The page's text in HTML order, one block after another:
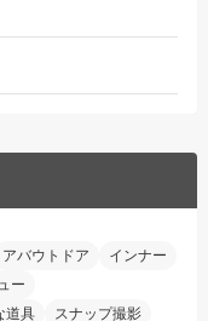
アバウトドア
インナー
ー
道具 スナップ撮影